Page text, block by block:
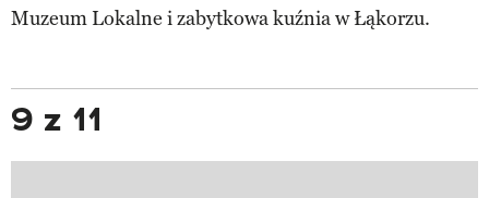
Muzeum Lokalne i zabytkowa kuźnia w Łąkorzu.
9 z 11